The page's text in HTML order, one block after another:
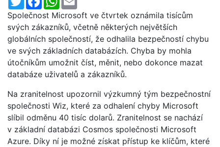
Společnost Microsoft ve čtvrtek oznámila tisícům
svých zákazníků, včetně některých největších
globálních společností, že odhalila bezpečností chybu
ve svých základních databázích. Chyba by mohla
útočníkům umožnit číst, měnit, nebo dokonce mazat
databáze uživatelů a zákazníků.
Na zranitelnost upozornil výzkumný tým bezpečnostní
společnosti Wiz, které za odhalení chyby Microsoft
slíbil odměnu 40 tisíc dolarů. Zranitelnost se nachází
v základní databázi Cosmos společnosti Microsoft
Azure. Díky ní je možné získat přístup ke klíčům, které